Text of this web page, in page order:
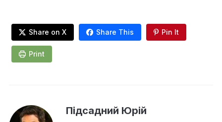
Share on X Share This Pin It
Print
Підсадний Юрій